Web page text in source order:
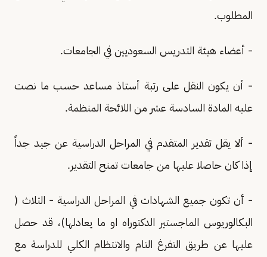
المطلوب.
- أعضاء هيئة التدريس السعوديين في الجامعات.
- أن يكون النقل على رتبة أستاذ مساعد حسب ما نصت
عليه المادة السادسة عشر من اللائحة المنظمة.
- ألا يقل تقدير المتقدم في المراحل الدراسية عن جيد جداً
إذا كان حاصلا عليها من جامعات تمنح التقدير.
- أن تكون جميع الشهادات في المراحل الدراسية - الثلاث (
البكالوريوس الماجستير الدكتوراه او ما يعادلها)، قد حصل
عليها عن طريق التفرغ التام والانتظام الكلي للدراسة مع